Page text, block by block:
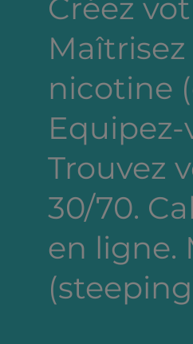
Créez
nicotine
Equipez-
Trouvez
30/70.
en ligne.